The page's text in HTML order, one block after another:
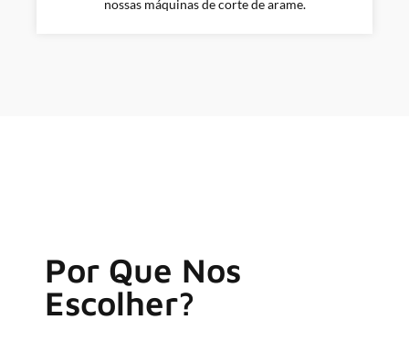
nossas máquinas de corte de arame.
Por Que Nos
Escolher?